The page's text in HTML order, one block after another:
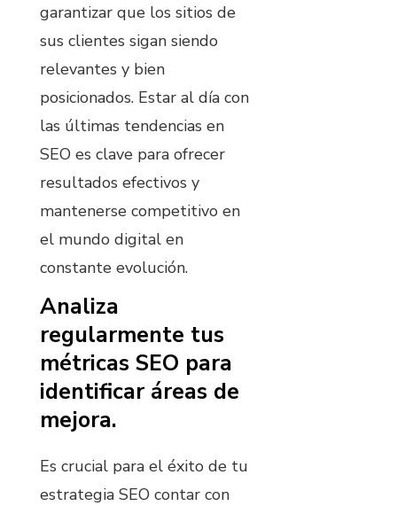
garantizar que los sitios de
sus clientes sigan siendo
relevantes y bien
posicionados. Estar al día con
las últimas tendencias en
SEO es clave para ofrecer
resultados efectivos y
mantenerse competitivo en
el mundo digital en
constante evolución.
Analiza
regularmente tus
métricas SEO para
identificar áreas de
mejora.
Es crucial para el éxito de tu
estrategia SEO contar con